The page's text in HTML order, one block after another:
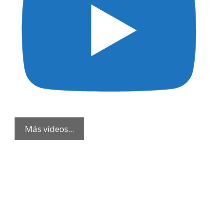
Más vídeos...